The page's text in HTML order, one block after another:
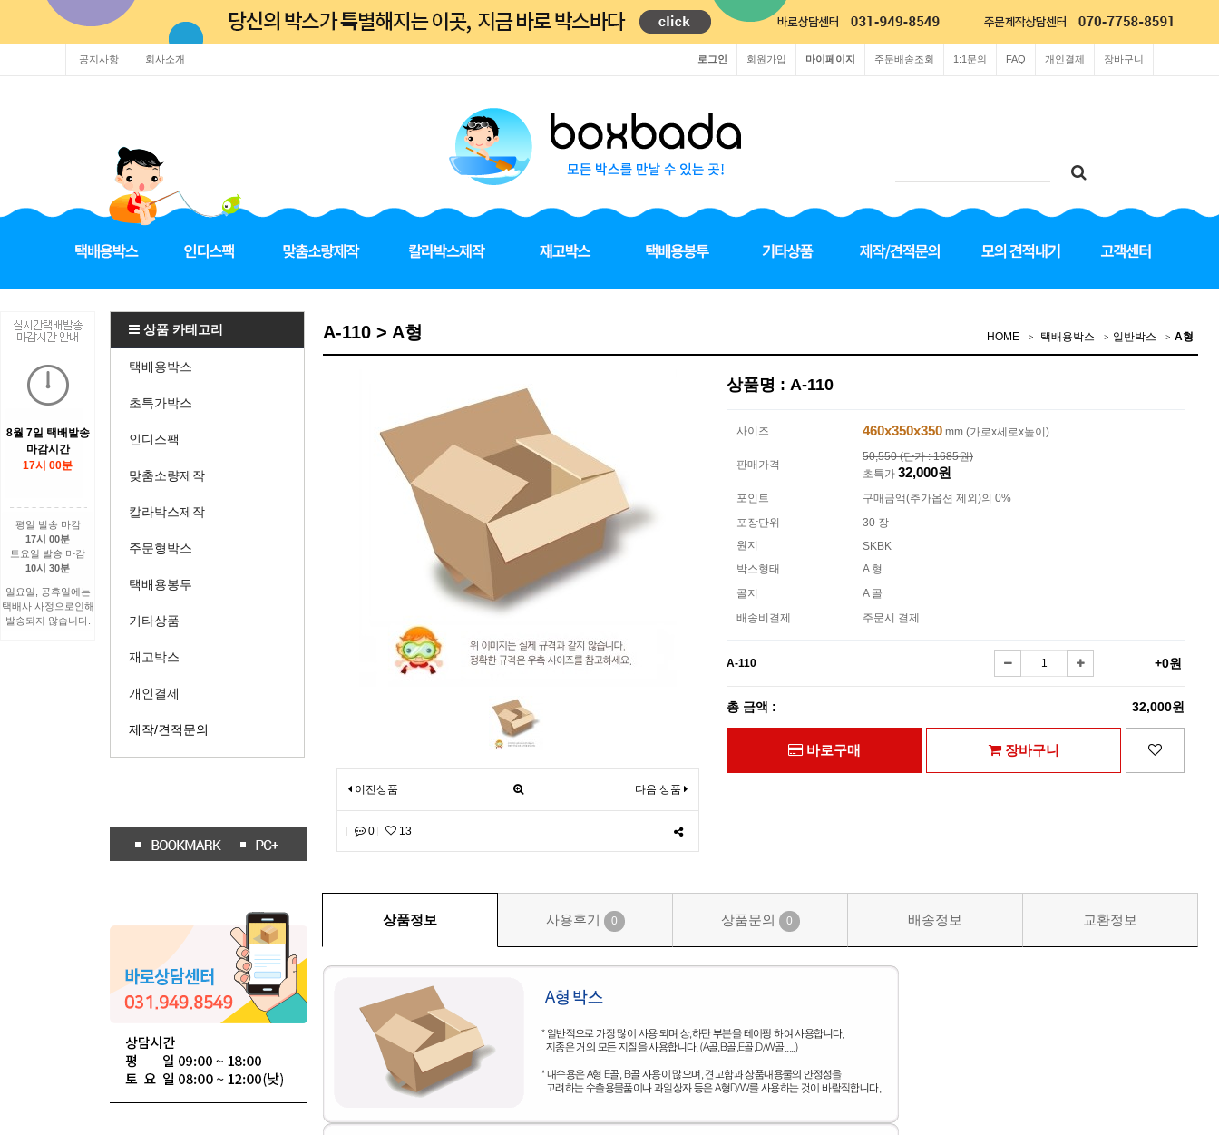
공지사항 회사소개 장바구니
개인결제
FAQ
1:1문의
주문배송조회
마이페이지
회원가입
로그인
8월 7일 택배발송
마감시간
17시 00분
평일 발송 마감
17시 00분
토요일 발송 마감
10시 30분
일요일, 공휴일에는
택배사 사정으로인해
발송되지 않습니다.
상품 카테고리
택배용박스
초특가박스
인디스팩
맞춤소량제작
칼라박스제작
주문형박스
택배용봉투
기타상품
재고박스
개인결제
제작/견적문의
A-110 > A형 HOME 택배용박스 일반박스 A형
이전상품 다음 상품
0 13
상품명 : A-110
사이즈 460x350x350 mm (가로x세로x높이)
판매가격
50,550 (단가 : 1685원)
초특가 32,000원
포인트
구매금액(추가옵션 제외)의 0%
포장단위
30 장
원지
SKBK
박스형태
A 형
골지
A 골
배송비결제
주문시 결제
A-110 +0원
총 금액 : 32,000원
바로구매 장바구니
상품정보 사용후기 0 상품문의 0 배송정보 교환정보